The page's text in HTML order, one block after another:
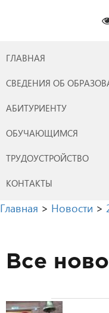
ГЛАВНАЯ
СВЕДЕНИЯ ОБ
АБИТУРИЕНТУ
ОБУЧАЮЩИМСЯ
ТРУДОУСТРОЙСТВО
КОНТАКТЫ
Главная > Новости >
Все